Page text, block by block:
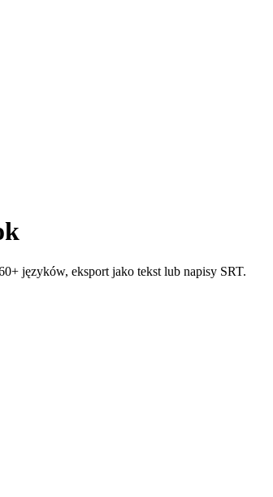
języków, eksport jako tekst lub napisy SRT.